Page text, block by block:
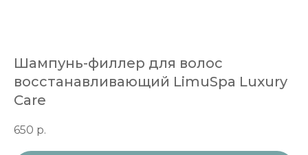
Шампунь-филлер для волос
восстанавливающий LimuSpa Luxury
Care
650 р.